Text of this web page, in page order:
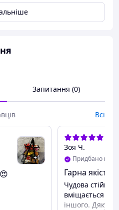
Запитання (0)
Всі
+1
Зоя Ч.
Придбано на
Гарна якість
Чудова стійка
вміщається
іншого. Дякую